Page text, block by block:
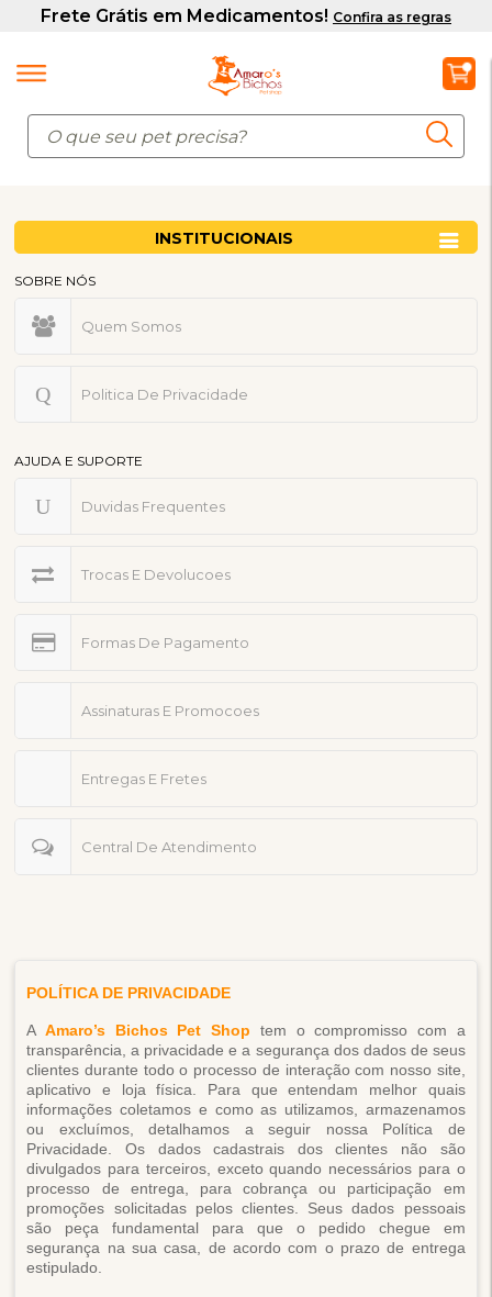
POLÍTICA DE PRIVACIDADE
AAmaro’s Bichos Pet Shop tem o compromisso com a
transparência, a privacidade e a segurança dos dados de seus
clientes durante todo o processo de interação com nosso site,
aplicativo e loja física. Para que entendam melhor quais
informações coletamos e como as utilizamos, armazenamos
ou excluímos, detalhamos a seguir nossa Política de
Privacidade. Os dados cadastrais dos clientes não são
divulgados para terceiros, exceto quando necessários para o
processo de entrega, para cobrança ou participação em
promoções solicitadas pelos clientes. Seus dados pessoais
são peça fundamental para que o pedido chegue em
segurança na sua casa, de acordo com o prazo de entrega
estipulado.
INSTITUCIONAIS
SOBRE NÓS
Quem Somos
Politica De Privacidade
AJUDA E SUPORTE
Duvidas Frequentes
Trocas E Devolucoes
Formas De Pagamento
Assinaturas E Promocoes
Entregas E Fretes
Central De Atendimento